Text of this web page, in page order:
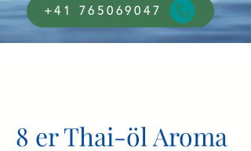
+41 765069047
8 er Thai-öl Aroma